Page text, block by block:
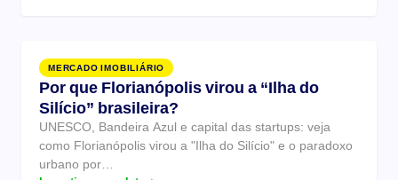
MERCADO IMOBILIÁRIO
Por que Florianópolis virou a “Ilha do
Silício” brasileira?
UNESCO, Bandeira Azul e capital das startups: veja
como Florianópolis virou a "Ilha do Silício" e o paradoxo
urbano por…